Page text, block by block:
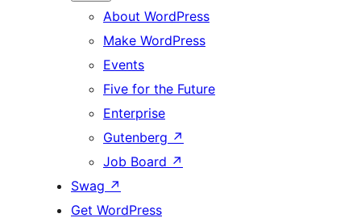
About WordPress
Make WordPress
Events
Five for the Future
Enterprise
Gutenberg ↗
Job Board ↗
Swag ↗
Get WordPress